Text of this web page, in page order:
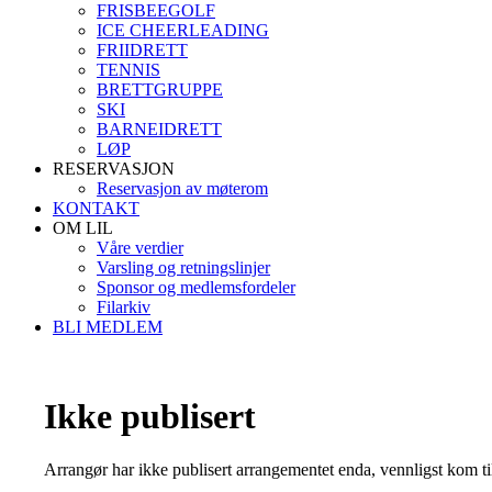
FRISBEEGOLF
ICE CHEERLEADING
FRIIDRETT
TENNIS
BRETTGRUPPE
SKI
BARNEIDRETT
LØP
RESERVASJON
Reservasjon av møterom
KONTAKT
OM LIL
Våre verdier
Varsling og retningslinjer
Sponsor og medlemsfordeler
Filarkiv
BLI MEDLEM
Ikke publisert
Arrangør har ikke publisert arrangementet enda, vennligst kom